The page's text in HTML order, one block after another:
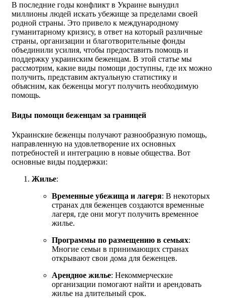
В последние годы конфликт в Украине вынудил
миллионы людей искать убежище за пределами своей
родной страны. Это привело к международному
гуманитарному кризису, в ответ на который различные
страны, организации и благотворительные фонды
объединили усилия, чтобы предоставить помощь и
поддержку украинским беженцам. В этой статье мы
рассмотрим, какие виды помощи доступны, где их можно
получить, представим актуальную статистику и
объясним, как беженцы могут получить необходимую
помощь.
Виды помощи беженцам за границей
Украинские беженцы получают разнообразную помощь,
направленную на удовлетворение их основных
потребностей и интеграцию в новые общества. Вот
основные виды поддержки:
Жилье:
Временные убежища и лагеря: В некоторых
странах для беженцев создаются временные
лагеря, где они могут получить временное
жилье.
Программы по размещению в семьях:
Многие семьи в принимающих странах
открывают свои дома для беженцев.
Арендное жилье: Некоммерческие
организации помогают найти и арендовать
жилье на длительный срок.